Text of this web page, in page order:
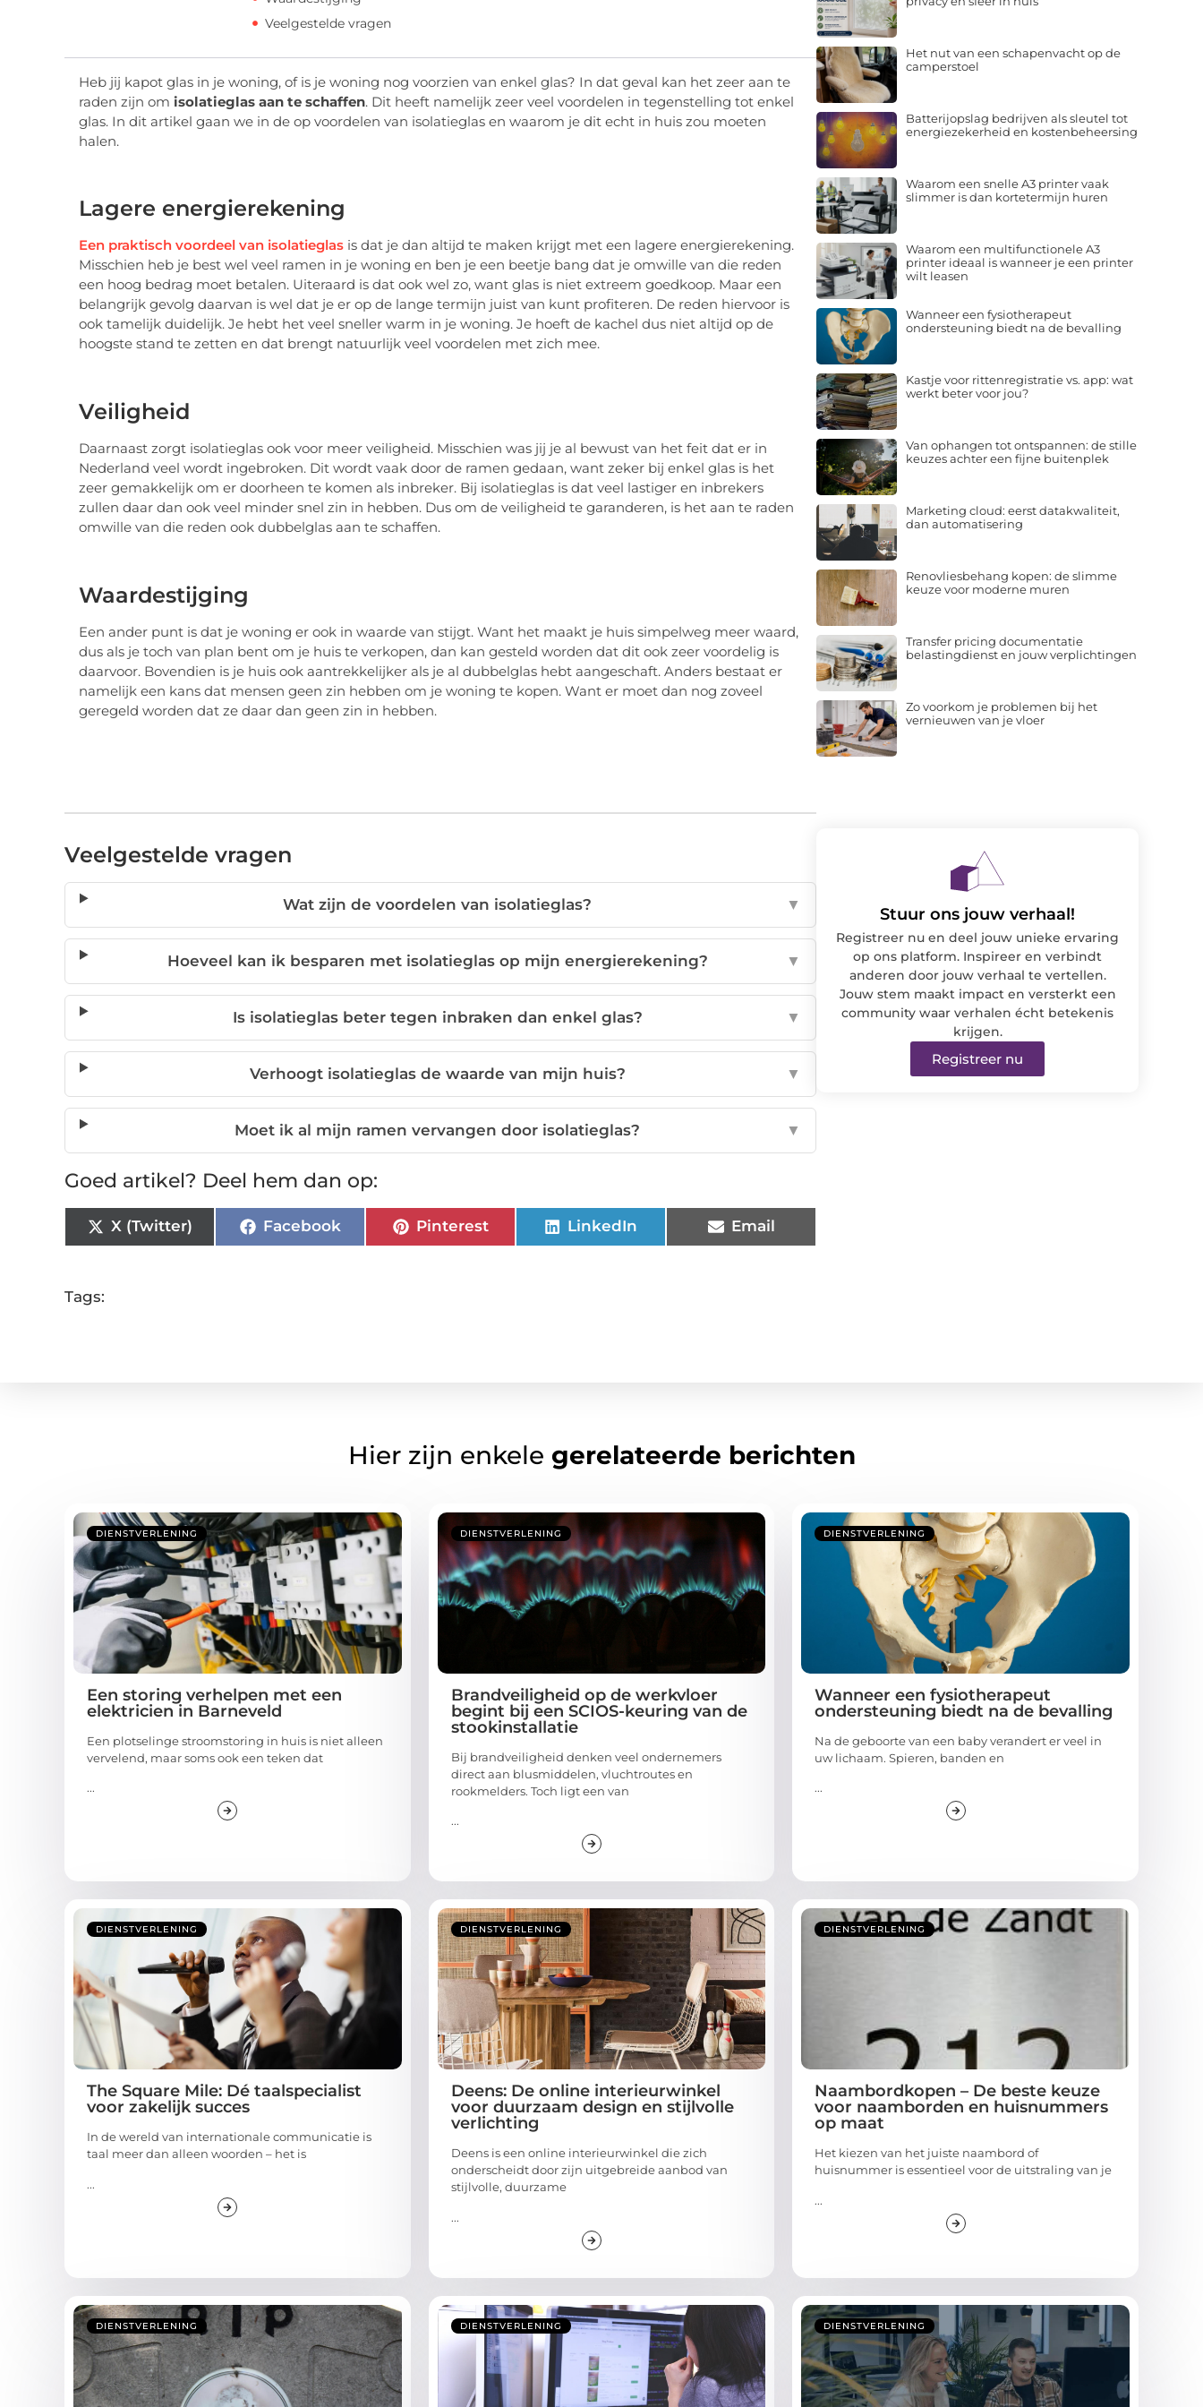
Veelgestelde vragen
Heb jij kapot glas in je woning, of is je woning nog voorzien van enkel glas? In dat geval kan het zeer aan te
raden zijn om isolatieglas aan te schaffen. Dit heeft namelijk zeer veel voordelen in tegenstelling tot enkel
glas. In dit artikel gaan we in de op voordelen van isolatieglas en waarom je dit echt in huis zou moeten
halen.
Lagere energierekening
Een praktisch voordeel van isolatieglas is dat je dan altijd te maken krijgt met een lagere energierekening.
Misschien heb je best wel veel ramen in je woning en ben je een beetje bang dat je omwille van die reden
een hoog bedrag moet betalen. Uiteraard is dat ook wel zo, want glas is niet extreem goedkoop. Maar een
belangrijk gevolg daarvan is wel dat je er op de lange termijn juist van kunt profiteren. De reden hiervoor is
ook tamelijk duidelijk. Je hebt het veel sneller warm in je woning. Je hoeft de kachel dus niet altijd op de
hoogste stand te zetten en dat brengt natuurlijk veel voordelen met zich mee.
Veiligheid
Daarnaast zorgt isolatieglas ook voor meer veiligheid. Misschien was jij je al bewust van het feit dat er in
Nederland veel wordt ingebroken. Dit wordt vaak door de ramen gedaan, want zeker bij enkel glas is het
zeer gemakkelijk om er doorheen te komen als inbreker. Bij isolatieglas is dat veel lastiger en inbrekers
zullen daar dan ook veel minder snel zin in hebben. Dus om de veiligheid te garanderen, is het aan te raden
omwille van die reden ook dubbelglas aan te schaffen.
Waardestijging
Een ander punt is dat je woning er ook in waarde van stijgt. Want het maakt je huis simpelweg meer waard,
dus als je toch van plan bent om je huis te verkopen, dan kan gesteld worden dat dit ook zeer voordelig is
daarvoor. Bovendien is je huis ook aantrekkelijker als je al dubbelglas hebt aangeschaft. Anders bestaat er
namelijk een kans dat mensen geen zin hebben om je woning te kopen. Want er moet dan nog zoveel
geregeld worden dat ze daar dan geen zin in hebben.
Veelgestelde vragen
Wat zijn de voordelen van isolatieglas? ▼
Hoeveel kan ik besparen met isolatieglas op mijn energierekening? ▼
Is isolatieglas beter tegen inbraken dan enkel glas? ▼
Verhoogt isolatieglas de waarde van mijn huis? ▼
Moet ik al mijn ramen vervangen door isolatieglas? ▼
Goed artikel? Deel hem dan op:
X (Twitter) Facebook Pinterest LinkedIn Email
Tags:
Het nut van een schapenvacht op de
camperstoel
Batterijopslag bedrijven als sleutel tot
energiezekerheid en kostenbeheersing
Waarom een snelle A3 printer vaak
slimmer is dan kortetermijn huren
Waarom een multifunctionele A3
printer ideaal is wanneer je een printer
wilt leasen
Wanneer een fysiotherapeut
ondersteuning biedt na de bevalling
Kastje voor rittenregistratie vs. app: wat
werkt beter voor jou?
Van ophangen tot ontspannen: de stille
keuzes achter een fijne buitenplek
Marketing cloud: eerst datakwaliteit,
dan automatisering
Renovliesbehang kopen: de slimme
keuze voor moderne muren
Transfer pricing documentatie
belastingdienst en jouw verplichtingen
Zo voorkom je problemen bij het
vernieuwen van je vloer
Stuur ons jouw verhaal!
Registreer nu en deel jouw unieke ervaring
op ons platform. Inspireer en verbindt
anderen door jouw verhaal te vertellen.
Jouw stem maakt impact en versterkt een
community waar verhalen écht betekenis
krijgen.
Registreer nu
Hier zijn enkele gerelateerde berichten
DIENSTVERLENING
Een storing verhelpen met een
elektricien in Barneveld
Een plotselinge stroomstoring in huis is niet alleen
vervelend, maar soms ook een teken dat
...
DIENSTVERLENING
Brandveiligheid op de werkvloer
begint bij een SCIOS-keuring van de
stookinstallatie
Bij brandveiligheid denken veel ondernemers
direct aan blusmiddelen, vluchtroutes en
rookmelders. Toch ligt een van
...
DIENSTVERLENING
Wanneer een fysiotherapeut
ondersteuning biedt na de bevalling
Na de geboorte van een baby verandert er veel in
uw lichaam. Spieren, banden en
...
DIENSTVERLENING
The Square Mile: Dé taalspecialist
voor zakelijk succes
In de wereld van internationale communicatie is
taal meer dan alleen woorden – het is
...
DIENSTVERLENING
Deens: De online interieurwinkel
voor duurzaam design en stijlvolle
verlichting
Deens is een online interieurwinkel die zich
onderscheidt door zijn uitgebreide aanbod van
stijlvolle, duurzame
...
DIENSTVERLENING
Naambordkopen – De beste keuze
voor naamborden en huisnummers
op maat
Het kiezen van het juiste naambord of
huisnummer is essentieel voor de uitstraling van je
...
DIENSTVERLENING DIENSTVERLENING DIENSTVERLENING